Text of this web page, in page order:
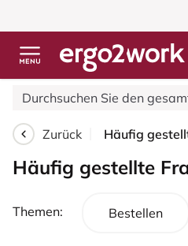
Zurück Häufig
Häufig gestellte
Themen: Bestellen